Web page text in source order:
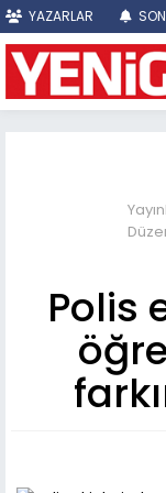
YAZARLAR
Polis